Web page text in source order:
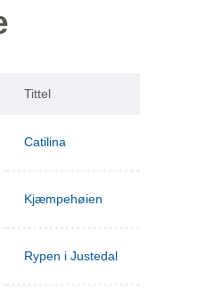
Tittel
Catilina
Kjæmpehøien
Rypen i Justedal